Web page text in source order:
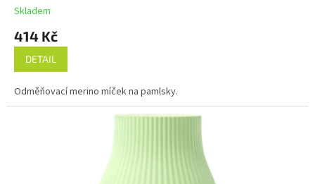
Skladem
414 Kč
DETAIL
Odměňovací merino míček na pamlsky.